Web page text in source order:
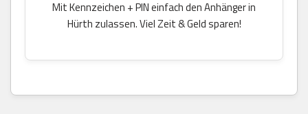
Mit Kennzeichen + PIN einfach den Anhänger in
Hürth zulassen. Viel Zeit & Geld sparen!